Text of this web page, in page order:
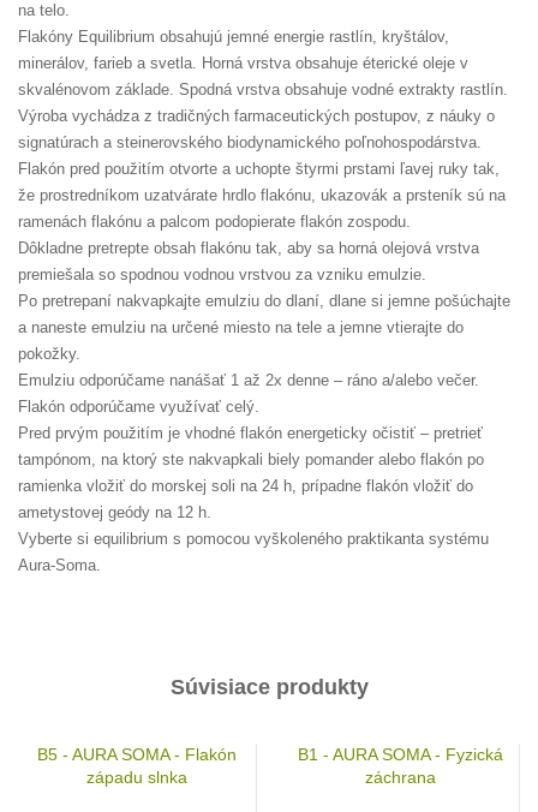
na telo.
Flakóny Equilibrium obsahujú jemné energie rastlín, kryštálov,
minerálov, farieb a svetla. Horná vrstva obsahuje éterické oleje v
skvalénovom základe. Spodná vrstva obsahuje vodné extrakty rastlín.
Výroba vychádza z tradičných farmaceutických postupov, z náuky o
signatúrach a steinerovského biodynamického poľnohospodárstva.
Flakón pred použitím otvorte a uchopte štyrmi prstami ľavej ruky tak,
že prostredníkom uzatvárate hrdlo flakónu, ukazovák a prsteník sú na
ramenách flakónu a palcom podopierate flakón zospodu.
Dôkladne pretrepte obsah flakónu tak, aby sa horná olejová vrstva
premiešala so spodnou vodnou vrstvou za vzniku emulzie.
Po pretrepaní nakvapkajte emulziu do dlaní, dlane si jemne pošúchajte
a naneste emulziu na určené miesto na tele a jemne vtierajte do
pokožky.
Emulziu odporúčame nanášať 1 až 2x denne – ráno a/alebo večer.
Flakón odporúčame využívať celý.
Pred prvým použitím je vhodné flakón energeticky očistiť – pretrieť
tampónom, na ktorý ste nakvapkali biely pomander alebo flakón po
ramienka vložiť do morskej soli na 24 h, prípadne flakón vložiť do
ametystovej geódy na 12 h.
Vyberte si equilibrium s pomocou vyškoleného praktikanta systému
Aura-Soma.
Súvisiace produkty
B5 - AURA SOMA - Flakón
západu slnka
B1 - AURA SOMA - Fyzická
záchrana